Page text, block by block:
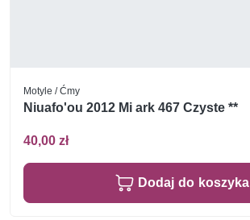
Motyle / Ćmy
Niuafo'ou 2012 Mi ark 467 Czyste **
40,00 zł
Dodaj do koszyka